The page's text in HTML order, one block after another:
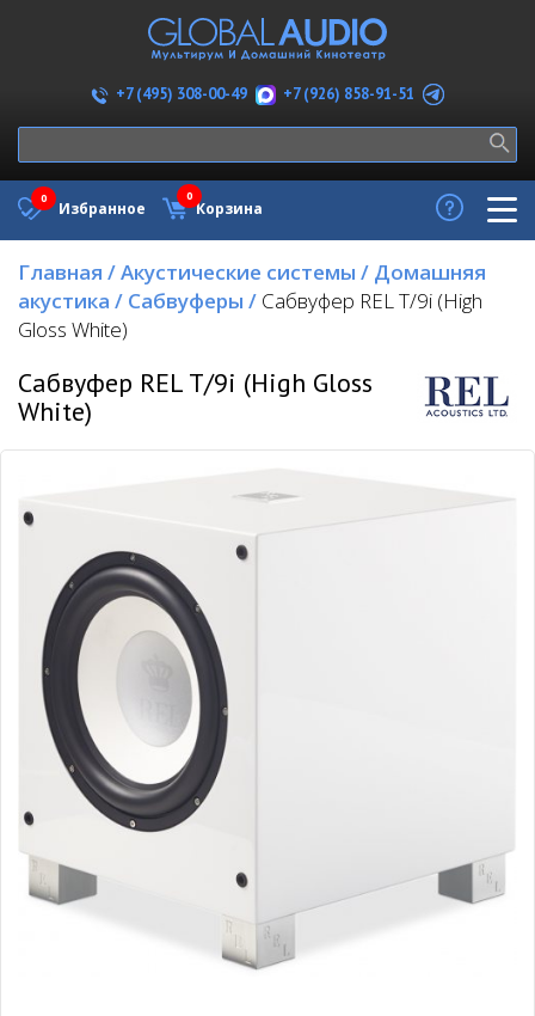
+7 (495) 308-00-49 +7 (926) 858-91-51
Избранное
0
Корзина
0
Главная /Акустические системы / Домашняя
акустика / Сабвуферы / Сабвуфер REL T/9i (High
Gloss White)
Сабвуфер REL T/9i (High Gloss
White)